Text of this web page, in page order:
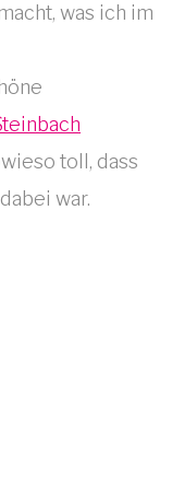
was ich im
toll, dass
war.